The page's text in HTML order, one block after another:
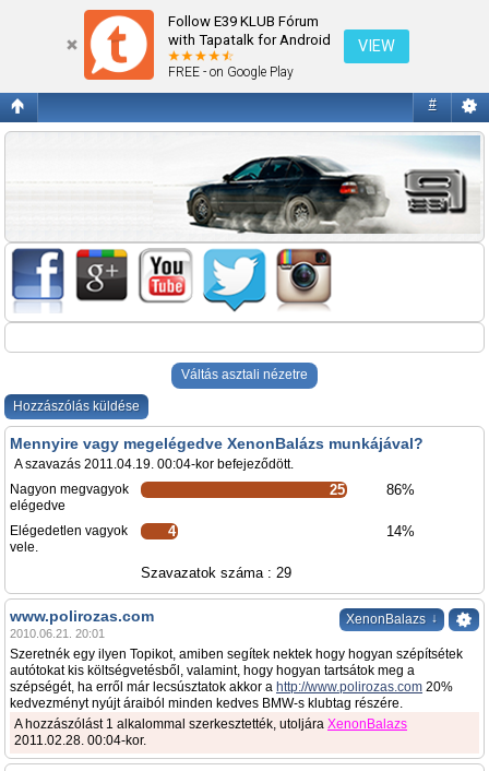
Follow E39 KLUB Fórum
with Tapatalk for Android
FREE - on Google Play
VIEW
#
www.polirozas.com
Váltás asztali nézetre
Hozzászólás küldése
Mennyire vagy megelégedve XenonBalázs munkájával?
A szavazás 2011.04.19. 00:04-kor befejeződött.
Nagyon megvagyok
elégedve
25 86%
Elégedetlen vagyok
vele.
4 14%
Szavazatok száma : 29
XenonBalazs ↓
www.polirozas.com
2010.06.21. 20:01
Szeretnék egy ilyen Topikot, amiben segítek nektek hogy hogyan szépítsétek
autótokat kis költségvetésből, valamint, hogy hogyan tartsátok meg a
szépségét, ha erről már lecsúsztatok akkor a http://www.polirozas.com 20%
kedvezményt nyújt áraiból minden kedves BMW-s klubtag részére.
A hozzászólást 1 alkalommal szerkesztették, utoljára XenonBalazs
2011.02.28. 00:04-kor.